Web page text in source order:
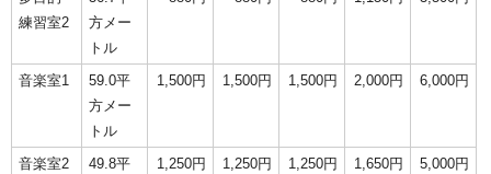
練習室2
方メー
トル
音楽室1
59.0平
方メー
トル
1,500円 1,500円 1,500円 2,000円 6,000円
音楽室2
49.8平
1,250円 1,250円 1,250円 1,650円 5,000円